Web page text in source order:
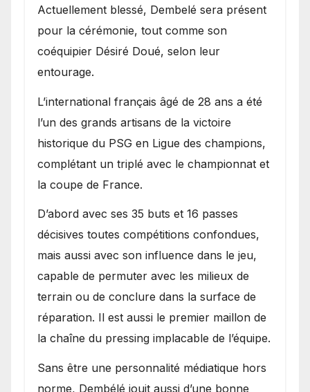
Actuellement blessé, Dembelé sera présent
pour la cérémonie, tout comme son
coéquipier Désiré Doué, selon leur
entourage.
L’international français âgé de 28 ans a été
l’un des grands artisans de la victoire
historique du PSG en Ligue des champions,
complétant un triplé avec le championnat et
la coupe de France.
D’abord avec ses 35 buts et 16 passes
décisives toutes compétitions confondues,
mais aussi avec son influence dans le jeu,
capable de permuter avec les milieux de
terrain ou de conclure dans la surface de
réparation. Il est aussi le premier maillon de
la chaîne du pressing implacable de l’équipe.
Sans être une personnalité médiatique hors
norme, Dembélé jouit aussi d’une bonne